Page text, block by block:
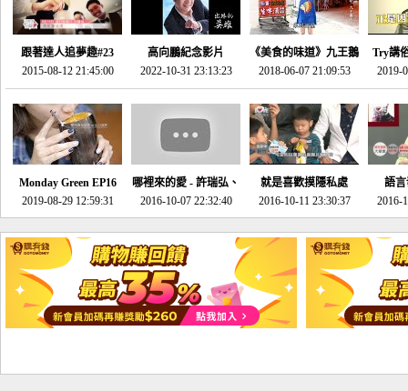
跟著達人追夢趣#23
promo-我想開間咖啡
館(謝佳凌)
2015-08-12 21:45:00
高向鵬紀念影片
2022-10-31 23:13:23
《美食的味道》九王鵝
肉
2018-06-07 21:09:53
Try講
2019-
Monday Green EP16
超意外~環保原來可以
邊玩邊做！
2019-08-29 12:59:31
哪裡來的愛 - 許瑞弘、
李其芬
2016-10-07 22:32:40
就是喜歡摸隱私處
2016-10-11 23:30:37
語
2016-